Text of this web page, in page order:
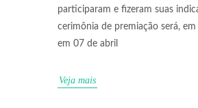
participaram e fizeram suas
cerimônia de premiação será, em
em 07 de abril
Veja mais